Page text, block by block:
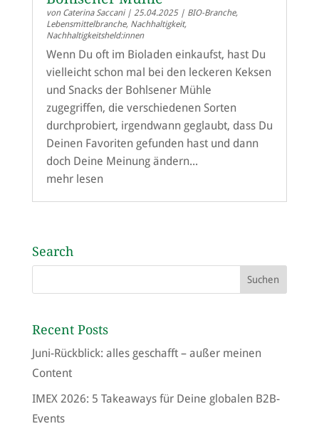
von Caterina Saccani| 25.04.2025| BIO-Branche,
Lebensmittelbranche, Nachhaltigkeit,
Nachhaltigkeitsheld:innen
Wenn Du oft im Bioladen einkaufst, hast Du
vielleicht schon mal bei den leckeren Keksen
und Snacks der Bohlsener Mühle
zugegriffen, die verschiedenen Sorten
durchprobiert, irgendwann geglaubt, dass Du
Deinen Favoriten gefunden hast und dann
doch Deine Meinung ändern...
mehr lesen
Search
Recent Posts
Juni-Rückblick: alles geschafft – außer meinen
Content
IMEX 2026: 5 Takeaways für Deine globalen B2B-
Events